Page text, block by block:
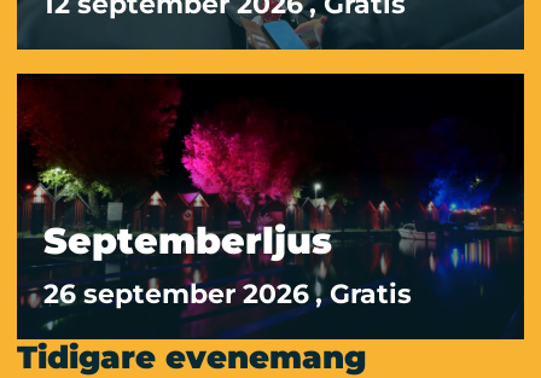
Septemberljus
26 september 2026, Gratis
Tidigare evenemang